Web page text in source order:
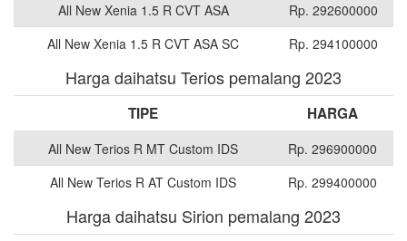
All New Xenia 1.5 R CVT ASA
Rp. 292600000
All New Xenia 1.5 R CVT ASA SC
Rp. 294100000
Harga daihatsu Terios pemalang 2023
TIPE HARGA
All New Terios R MT Custom IDS
Rp. 296900000
All New Terios R AT Custom IDS
Rp. 299400000
Harga daihatsu Sirion pemalang 2023